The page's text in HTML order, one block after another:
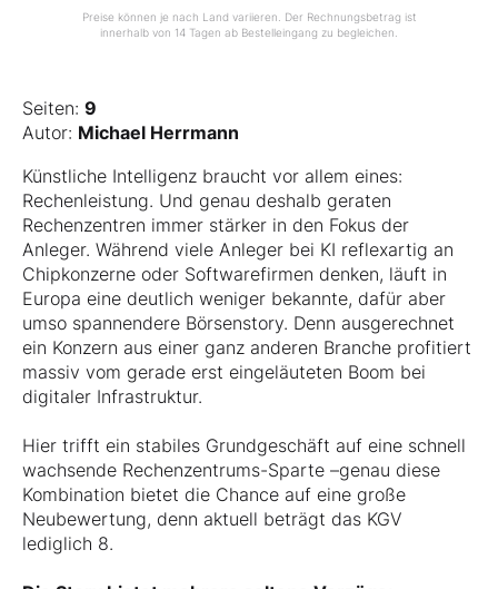
Preise können je nach Land variieren. Der Rechnungsbetrag ist
innerhalb von 14 Tagen ab Bestelleingang zu begleichen.
Seiten: 9
Autor: Michael Herrmann
Künstliche Intelligenz braucht vor allem eines:
Rechenleistung. Und genau deshalb geraten
Rechenzentren immer stärker in den Fokus der
Anleger. Während viele Anleger bei KI reflexartig an
Chipkonzerne oder Softwarefirmen denken, läuft in
Europa eine deutlich weniger bekannte, dafür aber
umso spannendere Börsenstory. Denn ausgerechnet
ein Konzern aus einer ganz anderen Branche profitiert
massiv vom gerade erst eingeläuteten Boom bei
digitaler Infrastruktur.
Hier trifft ein stabiles Grundgeschäft auf eine schnell
wachsende Rechenzentrums-Sparte –genau diese
Kombination bietet die Chance auf eine große
Neubewertung, denn aktuell beträgt das KGV
lediglich 8.